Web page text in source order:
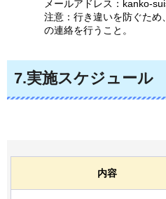
メールアドレス：kanko-
注意：行き違いを防ぐため
の連絡を行うこと。
7.実施スケジュール
内容